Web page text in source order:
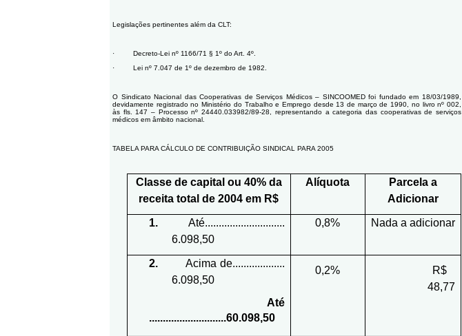
Legislações pertinentes além da CLT:
· Decreto-Lei nº 1166/71 § 1º do Art. 4º.
· Lei nº 7.047 de 1º de dezembro de 1982.
O Sindicato Nacional das Cooperativas de Serviços Médicos – SINCOOMED foi fundado em 18/03/1989,
devidamente registrado no Ministério do Trabalho e Emprego desde 13 de março de 1990, no livro nº 002,
às fls. 147 – Processo nº 24440.033982/89-28, representando a categoria das cooperativas de serviços
médicos em âmbito nacional.
TABELA PARA CÁLCULO DE CONTRIBUIÇÃO SINDICAL PARA 2005
Classe de capital ou 40% da
receita total de 2004 em R$
Alíquota
Parcela a
Adicionar
1.
Até.............................
6.098,50
0,8% Nada a adicionar
2.
Acima de...................
6.098,50
Até
............................60.098,50
0,2%
R$
48,77